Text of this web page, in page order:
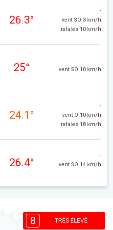
26.3°
-
vent SO 3 km/h
rafales 10 km/h
25°
-
vent SO 10 km/h
24.1°
-
vent O 10 km/h
rafales 18 km/h
26.4°
-
vent SO 14 km/h
8 TRÉS ÉLEVÉ